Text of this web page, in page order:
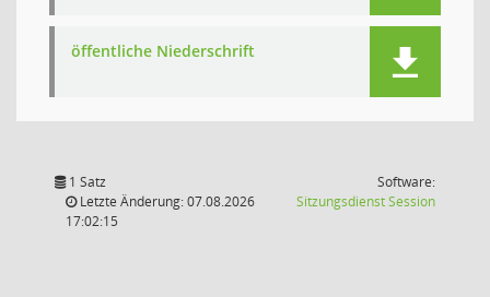
öffentliche Niederschrift
1 Satz
Letzte Änderung: 07.08.2026
17:02:15
Software:
SitzungsdienstSession(Wird in